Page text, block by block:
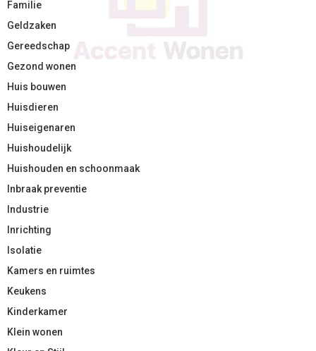
Familie
Geldzaken
Gereedschap
Gezond wonen
Huis bouwen
Huisdieren
Huiseigenaren
Huishoudelijk
Huishouden en schoonmaak
Inbraak preventie
Industrie
Inrichting
Isolatie
Kamers en ruimtes
Keukens
Kinderkamer
Klein wonen